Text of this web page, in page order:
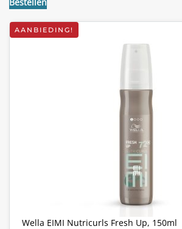
AANBIEDING!
Wella EIMI Nutricurls Fresh Up, 150ml